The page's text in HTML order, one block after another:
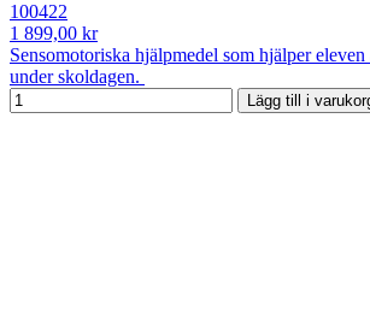
100422
1 899,00 kr
Sensomotoriska hjälpmedel som hjälper
under skoldagen.
Lägg till i